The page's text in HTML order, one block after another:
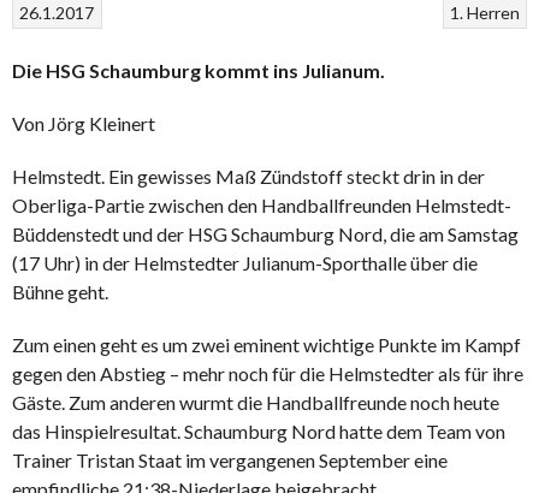
1. Herren
26.1.2017
Die HSG Schaumburg kommt ins Julianum.
Von Jörg Kleinert
Helmstedt. Ein gewisses Maß Zündstoff steckt drin in der
Oberliga-Partie zwischen den Handballfreunden Helmstedt-
Büddenstedt und der HSG Schaumburg Nord, die am Samstag
(17 Uhr) in der Helmstedter Julianum-Sporthalle über die
Bühne geht.
Zum einen geht es um zwei eminent wichtige Punkte im Kampf
gegen den Abstieg – mehr noch für die Helmstedter als für ihre
Gäste. Zum anderen wurmt die Handballfreunde noch heute
das Hinspielresultat. Schaumburg Nord hatte dem Team von
Trainer Tristan Staat im vergangenen September eine
empfindliche 21:38-Niederlage beigebracht.